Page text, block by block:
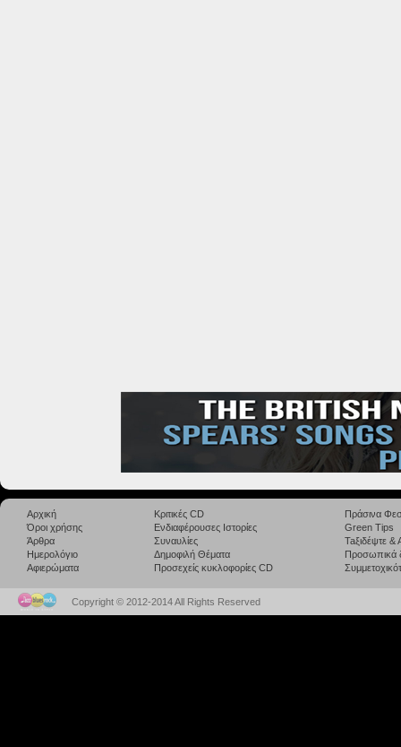
Αρχική
Όροι χρήσης
Άρθρα
Ημερολόγιο
Αφιερώματα
Κριτικές CD
Ενδιαφέρουσες Ιστορίες
Συναυλίες
Δημοφιλή Θέματα
Προσεχείς κυκλοφορίες CD
Πράσινα
Green Tips
Taξιδέψτε
Προσωπικά
Copyright © 2012-2014 All Rights Reserved